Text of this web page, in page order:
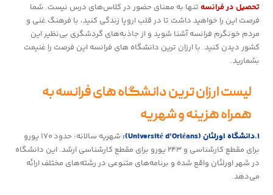
تحصیل در فرانسه تنها به معنای حضور در کلاس‌های درس نیست. شما
فرصت این را خواهید داشت تا در قلب اروپا زندگی کنید، با فرهنگ غنی و
مردم خونگرم فرانسه آشنا شوید و از جاذبه‌های گردشگری بی‌نظیر این
کشور دیدن کنید. با ارزان‌ ترین دانشگاه‌ های فرانسه این فرصت را غنیمت
بشمارید.
لیست ارزان‌ ترین دانشگاه‌ های فرانسه به
همراه هزینه و شهریه
۱.دانشگاه اورلئان (Université d’Orléans):
شهریه سالانه: حدود ۱۷۰ یورو
برای مقطع کارشناسی و ۲۴۳ یورو برای مقطع کارشناسی ارشد. این دانشگاه
در شهر اورلئان واقع شده و برنامه‌های متنوعی در رشته‌های مختلف ارائه
می‌دهد.